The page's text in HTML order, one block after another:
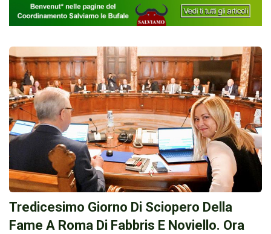
Tredicesimo Giorno Di Sciopero Della
Fame A Roma Di Fabbris E Noviello. Ora